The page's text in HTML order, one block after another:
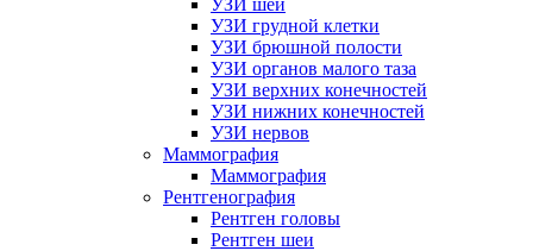
УЗИ шеи
УЗИ грудной клетки
УЗИ брюшной полости
УЗИ органов малого таза
УЗИ верхних конечностей
УЗИ нижних конечностей
УЗИ нервов
Маммография
Маммография
Рентгенография
Рентген головы
Рентген шеи